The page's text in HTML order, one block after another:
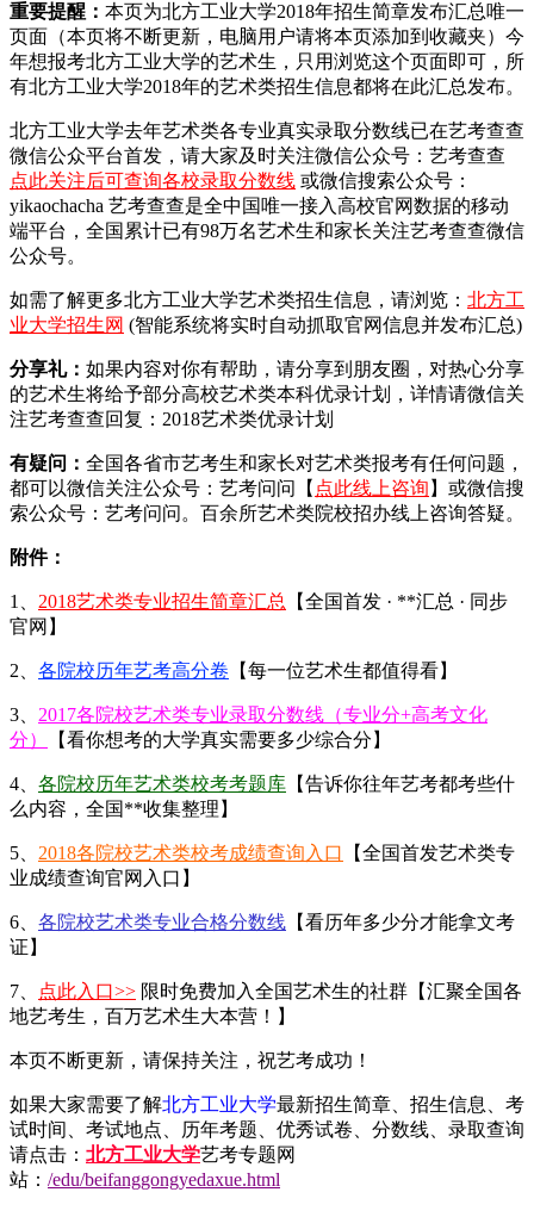
重要提醒： 本页为北方工业大学2018年招生简章发布汇总唯一
页面（本页将不断更新，电脑用户请将本页添加到收藏夹）今
年想报考北方工业大学的艺术生，只用浏览这个页面即可，所
有北方工业大学2018年的艺术类招生信息都将在此汇总发布。
北方工业大学去年艺术类各专业真实录取分数线已在艺考查查
微信公众平台首发， 请大家及时关注微信公众号：艺考查查
点此关注后可查询各校录取分数线 或微信搜索公众号：
yikaochacha 艺考查查是全中国唯一接入高校官网数据的移动
端平台，全国累计已有98万名艺术生和家长关注艺考查查微信
公众号。
如需了解更多北方工业大学艺术类招生信息，请浏览： 北方工
业大学招生网 (智能系统将实时自动抓取官网信息并发布汇总)
分享礼： 如果内容对你有帮助，请分享到朋友圈，对热心分享
的艺术生将给予部分高校艺术类本科优录计划，详情请微信关
注艺考查查回复：2018艺术类优录计划
有疑问： 全国各省市艺考生和家长对艺术类报考有任何问题，
都可以微信关注公众号：艺考问问【 点此线上咨询 】或微信搜
索公众号：艺考问问。百余所艺术类院校招办线上咨询答疑。
附件：
1、 2018艺术类专业招生简章汇总
【全国首发 · **汇总 · 同步
官网】
2、 各院校历年艺考高分卷 【每一位艺术生都值得看】
3、 2017各院校艺术类专业录取分数线（专业分+高考文化
分）
【看你想考的大学真实需要多少综合分】
4、 各院校历年艺术类校考考题库 【告诉你往年艺考都考些什
么内容，全国**收集整理】
5、 2018各院校艺术类校考成绩查询入口
【全国首发艺术类专
业成绩查询官网入口】
6、 各院校艺术类专业合格分数线 【看历年多少分才能拿文考
证】
7、 点此入口>> 限时免费加入全国艺术生的社群【汇聚全国各
地艺考生，百万艺术生大本营！】
本页不断更新，请保持关注，祝艺考成功！
如果大家需要了解北方工业大学最新招生简章、招生信息、考
试时间、考试地点、历年考题、优秀试卷、分数线、录取查询
请点击： 北方工业大学艺考专题网
站： /edu/beifanggongyedaxue.html